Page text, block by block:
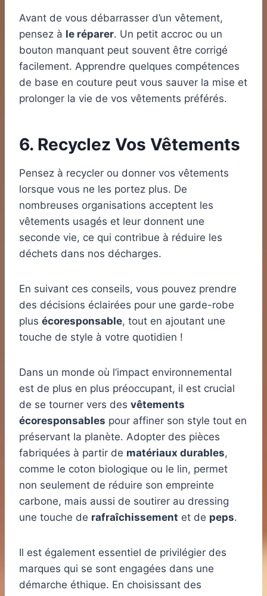
Avant de vous débarrasser d’un vêtement,
pensez à le réparer. Un petit accroc ou un
bouton manquant peut souvent être corrigé
facilement. Apprendre quelques compétences
de base en couture peut vous sauver la mise et
prolonger la vie de vos vêtements préférés.
6. Recyclez Vos Vêtements
Pensez à recycler ou donner vos vêtements
lorsque vous ne les portez plus. De
nombreuses organisations acceptent les
vêtements usagés et leur donnent une
seconde vie, ce qui contribue à réduire les
déchets dans nos décharges.
En suivant ces conseils, vous pouvez prendre
des décisions éclairées pour une garde-robe
plus écoresponsable, tout en ajoutant une
touche de style à votre quotidien !
Dans un monde où l’impact environnemental
est de plus en plus préoccupant, il est crucial
de se tourner vers des vêtements
écoresponsables pour affiner son style tout en
préservant la planète. Adopter des pièces
fabriquées à partir de matériaux durables,
comme le coton biologique ou le lin, permet
non seulement de réduire son empreinte
carbone, mais aussi de soutirer au dressing
une touche de rafraîchissement et de peps.
Il est également essentiel de privilégier des
marques qui se sont engagées dans une
démarche éthique. En choisissant des